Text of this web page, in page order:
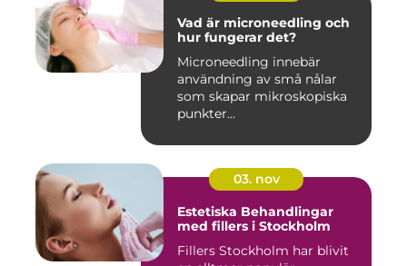
Vad är microneedling och
hur fungerar det?
Microneedling innebär
användning av små nålar
som skapar mikroskopiska
punkter...
03. nov
Estetiska Behandlingar
med fillers i Stockholm
Fillers Stockholm har blivit